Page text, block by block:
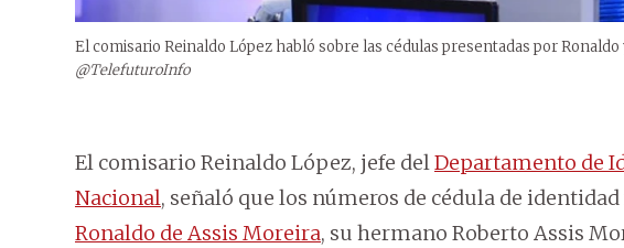
El comisario Reinaldo López habló sobre las cédulas presentadas por
@TelefuturoInfo
El comisario Reinaldo López, jefe delDepartamento de
Nacional, señaló que los números de cédula de
Ronaldo de Assis Moreira, su hermano Roberto Assis